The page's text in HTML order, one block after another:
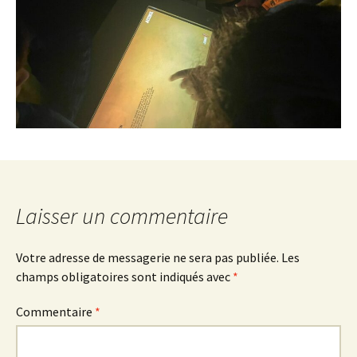
Laisser un commentaire
Votre adresse de messagerie ne sera pas publiée. Les
champs obligatoires sont indiqués avec *
Commentaire *